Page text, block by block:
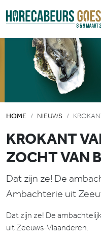
HOME NIEUWS
KROKANT
ZOCHT VAN
Dat zijn ze! De
Ambachterie uit
Dat zijn ze! De
uit Zeeuws-Vlaanderen.